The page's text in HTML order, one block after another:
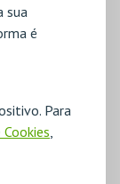
sua
é
Para